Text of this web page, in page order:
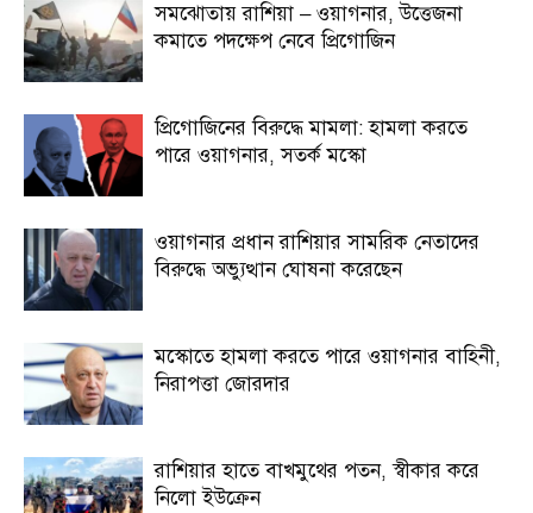
সমঝোতায় রাশিয়া – ওয়াগনার, উত্তেজনা
কমাতে পদক্ষেপ নেবে প্রিগোজিন
প্রিগোজিনের বিরুদ্ধে মামলা: হামলা করতে
পারে ওয়াগনার, সতর্ক মস্কো
ওয়াগনার প্রধান রাশিয়ার সামরিক নেতাদের
বিরুদ্ধে অভ্যুত্থান ঘোষনা করেছেন
মস্কোতে হামলা করতে পারে ওয়াগনার বাহিনী,
নিরাপত্তা জোরদার
রাশিয়ার হাতে বাখমুথের পতন, স্বীকার করে
নিলো ইউক্রেন